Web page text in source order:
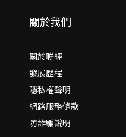
關於我們
關於聯經
發展歷程
隱私權聲明
網路服務條款
防詐騙說明